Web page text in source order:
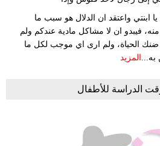
يا ابنتي واعتقد ان الدلال هو سبب ما
منه، فيبدو ان لا مشاكل مادية عندكم ولم
ضنك الحياة، ولم ارى اي موجب لكل ما
به... المزيد
الدراسة للأطفال